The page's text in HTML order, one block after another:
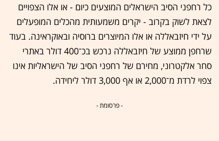
כל רחפני הסיב הישראלים המוצעים כיום - או אלו הצפויים
לצאת לשוק בקרוב - יקרים משמעותית מהכלים המופעלים
על ידי חיזבאללה או אלו המיוצרים ברוסיה ובאוקראינה. בעוד
שרחפן ממוצע של חיזבאללה נרכש בכ־400 דולר באתרי
סחר אלקטרוני, מחירם של רחפני הסיב של הישראליות אינו
צפוי לרדת מ־2,000 או אף 3,000 דולר ליחידה.
- פרסומת -